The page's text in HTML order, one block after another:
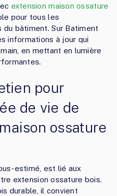
extension maison ossature
pour tous les
bâtiment. Sur Batiment
informations à jour qui
en mettant en lumière
pour
de vie de
ossature
estimé, est lié aux
extension ossature bois.
durable, il convient